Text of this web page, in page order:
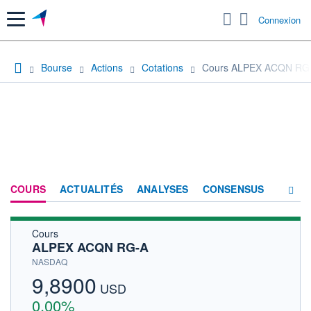
Menu Connexion
Bourse Actions Cotations Cours ALPEX ACQN
COURS ACTUALITÉS ANALYSES CONSENSUS
Cours
ALPEX ACQN RG-A
NASDAQ
9,8900 USD
0,00%